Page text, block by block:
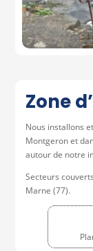
Zone
Nous installons
Montgeron et
autour de notre
Secteurs
Marne (77).